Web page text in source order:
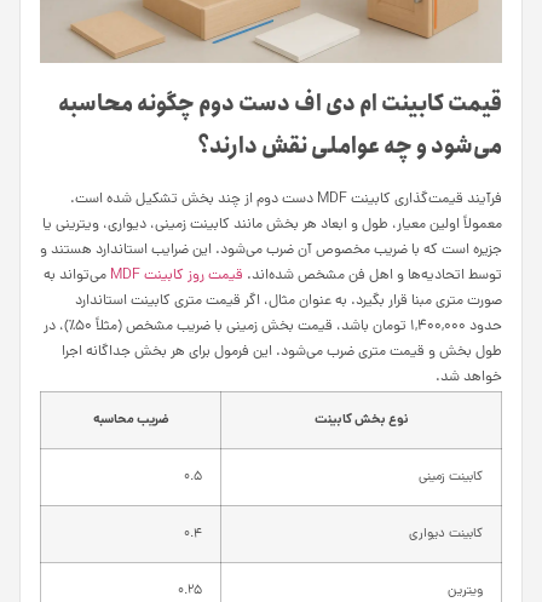
قیمت کابینت ام دی اف دست دوم چگونه محاسبه
می‌شود و چه عواملی نقش دارند؟
فرآیند قیمت‌گذاری کابینت MDF دست دوم از چند بخش تشکیل شده است.
معمولاً اولین معیار، طول و ابعاد هر بخش مانند کابینت زمینی، دیواری، ویترینی یا
جزیره است که با ضریب مخصوص آن ضرب می‌شود. این ضرایب استاندارد هستند و
توسط اتحادیه‌ها و اهل فن مشخص شده‌اند. قیمت روز کابینت MDF
می‌تواند به
صورت متری مبنا قرار بگیرد. به عنوان مثال، اگر قیمت متری کابینت استاندارد
حدود ۱,۴۰۰,۰۰۰ تومان باشد، قیمت بخش زمینی با ضریب مشخص (مثلاً ۵۰٪)، در
طول بخش و قیمت متری ضرب می‌شود. این فرمول برای هر بخش جداگانه اجرا
خواهد شد.
نوع بخش کابینت ضریب محاسبه
کابینت زمینی ۰.۵
کابینت دیواری ۰.۴
ویترین ۰.۲۵